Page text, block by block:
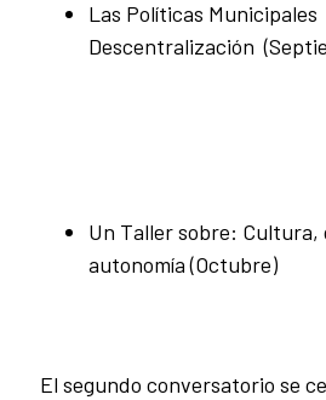
Las Políticas Municipales
Descentralización
Un Taller sobre:
autonomía (Octubre)
El segundo conversatorio se